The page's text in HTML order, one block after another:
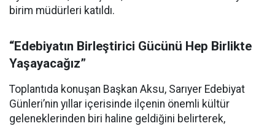
birim müdürleri katıldı.
“Edebiyatın Birleştirici Gücünü Hep Birlikte
Yaşayacağız”
Toplantıda konuşan Başkan Aksu, Sarıyer Edebiyat
Günleri’nin yıllar içerisinde ilçenin önemli kültür
geleneklerinden biri haline geldiğini belirterek,